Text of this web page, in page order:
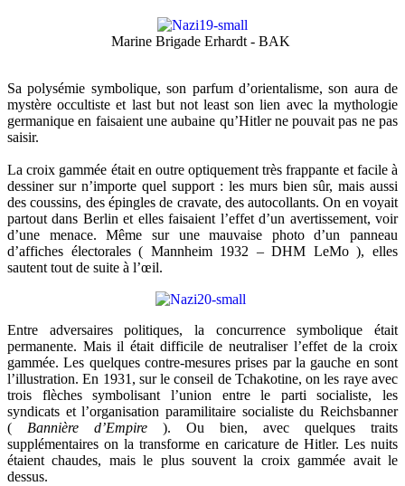
Marine Brigade Erhardt - BAK
Sa polysémie symbolique, son parfum d’orientalisme, son aura de
mystère occultiste et last but not least son lien avec la mythologie
germanique en faisaient une aubaine qu’Hitler ne pouvait pas ne pas
saisir.
La croix gammée était en outre optiquement très frappante et facile à
dessiner sur n’importe quel support : les murs bien sûr, mais aussi
des coussins, des épingles de cravate, des autocollants. On en voyait
partout dans Berlin et elles faisaient l’effet d’un avertissement, voir
d’une menace. Même sur une mauvaise photo d’un panneau
d’affiches électorales ( Mannheim 1932 – DHM LeMo ), elles
sautent tout de suite à l’œil.
Entre adversaires politiques, la concurrence symbolique était
permanente. Mais il était difficile de neutraliser l’effet de la croix
gammée. Les quelques contre-mesures prises par la gauche en sont
l’illustration. En 1931, sur le conseil de Tchakotine, on les raye avec
trois flèches symbolisant l’union entre le parti socialiste, les
syndicats et l’organisation paramilitaire socialiste du Reichsbanner
( Bannière d’Empire ). Ou bien, avec quelques traits
supplémentaires on la transforme en caricature de Hitler. Les nuits
étaient chaudes, mais le plus souvent la croix gammée avait le
dessus.